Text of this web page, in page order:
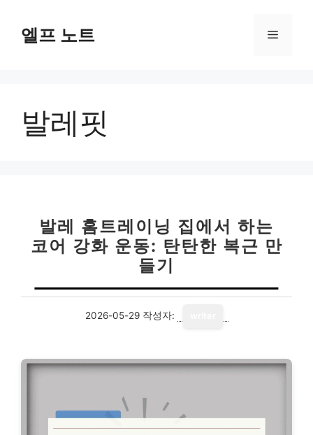
엘프 노트 메
발레핏
발레 홈트레이닝 집에서 하는
코어 강화 운동: 탄탄한 복근 만
들기
2026-05-29 작성자: